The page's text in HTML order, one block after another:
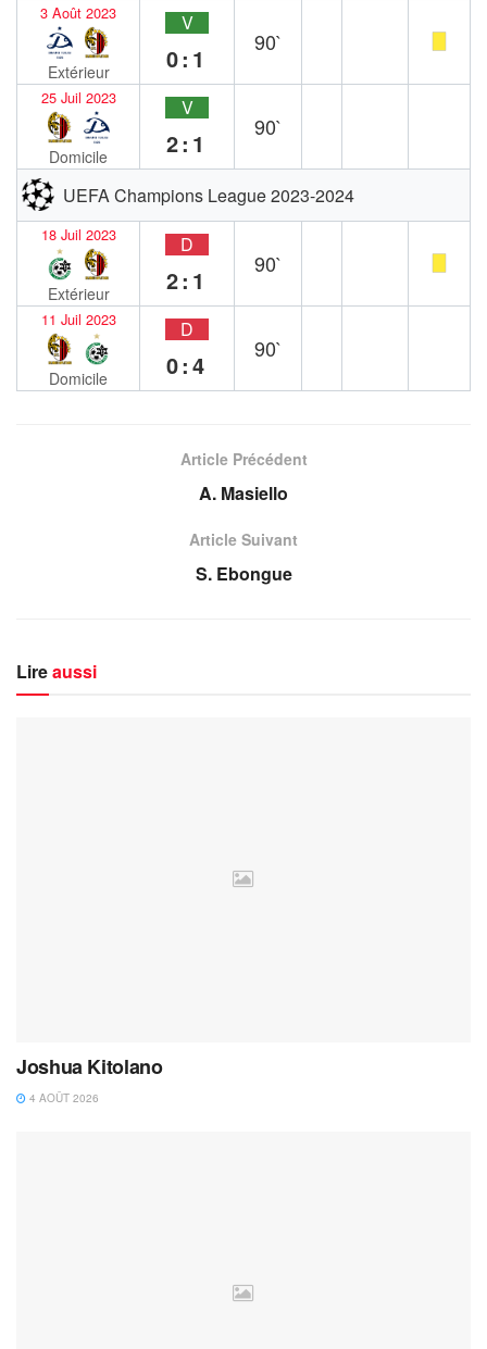
3 Août 2023
Extérieur
V
0:1
90`
25 Juil 2023
Domicile
V
2:1
90`
UEFA Champions League 2023-2024
18 Juil 2023
Extérieur
D
2:1
90`
11 Juil 2023
Domicile
D
0:4
90`
Article Précédent
A. Masiello
Article Suivant
S. Ebongue
Lireaussi
Joshua Kitolano
4 AOÛT 2026